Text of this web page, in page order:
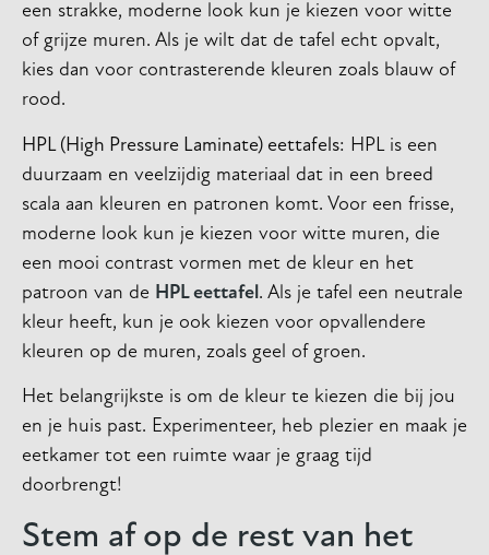
een strakke, moderne look kun je kiezen voor witte
of grijze muren. Als je wilt dat de tafel echt opvalt,
kies dan voor contrasterende kleuren zoals blauw of
rood.
HPL (High Pressure Laminate) eettafels: HPL is een
duurzaam en veelzijdig materiaal dat in een breed
scala aan kleuren en patronen komt. Voor een frisse,
moderne look kun je kiezen voor witte muren, die
een mooi contrast vormen met de kleur en het
patroon van de HPL eettafel. Als je tafel een neutrale
kleur heeft, kun je ook kiezen voor opvallendere
kleuren op de muren, zoals geel of groen.
Het belangrijkste is om de kleur te kiezen die bij jou
en je huis past. Experimenteer, heb plezier en maak je
eetkamer tot een ruimte waar je graag tijd
doorbrengt!
Stem af op de rest van het